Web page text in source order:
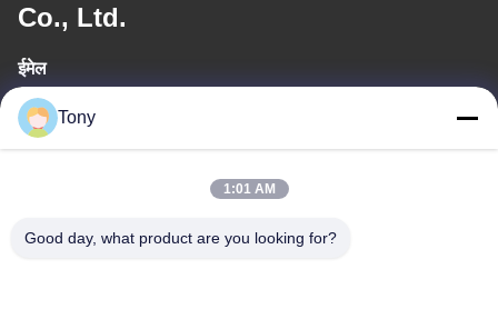
Co., Ltd.
ईमेल
tony@chinacosmeticpackaging.com
हमारा पता
Tony
1:01 AM
Good day, what product are you looking for?